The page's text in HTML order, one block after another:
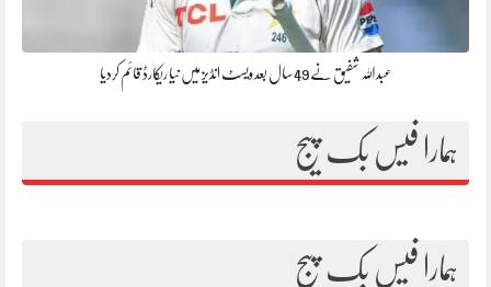
عبداللہ شفیق نے 49 سال بعد ویسٹ انڈیز میں نیا ریکارڈ قائم کردیا
ہمارا فیس بک پیج
ہمارا فیس بک پیج